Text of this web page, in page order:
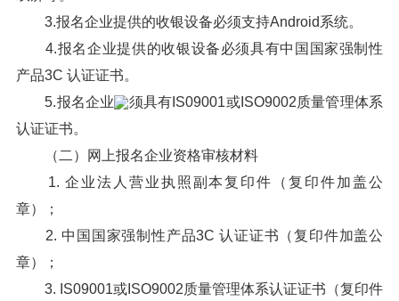
3.报名企业提供的收银设备必须支持Android系统。
4.报名企业提供的收银设备必须具有中国国家强制性
产品3C 认证证书。
5.报名企业
须具有IS09001或ISO9002质量管理体系
认证证书。
（二）网上报名企业资格审核材料
1. 企业法人营业执照副本复印件（复印件加盖公
章）；
2. 中国国家强制性产品3C 认证证书（复印件加盖公
章）；
3. IS09001或ISO9002质量管理体系认证证书（复印件